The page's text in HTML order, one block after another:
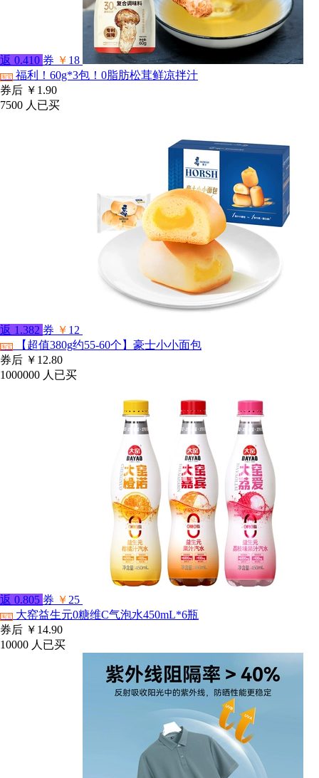
返 0.410 券 ￥ 18
淘宝 福利！60g*3包！0脂肪松茸鲜凉拌汁
券后 ￥1.90
7500 人已买
返 1.382 券 ￥ 12
淘宝
【超值380g约55-60个】豪士小小面包
券后 ￥12.80
1000000 人已买
返 0.805 券 ￥ 25
淘宝
大窑益生元0糖维C气泡水450mL*6瓶
券后 ￥14.90
10000 人已买